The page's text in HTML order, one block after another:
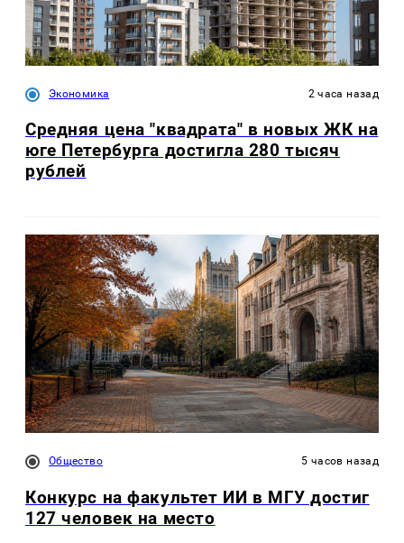
Экономика 2 часа назад
Средняя цена "квадрата" в новых ЖК на
юге Петербурга достигла 280 тысяч
рублей
Общество 5 часов назад
Конкурс на факультет ИИ в МГУ достиг
127 человек на место